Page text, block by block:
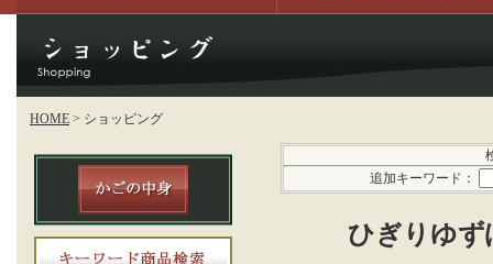
HOME > ショッピング
追加キーワード：
ひぎりゆ